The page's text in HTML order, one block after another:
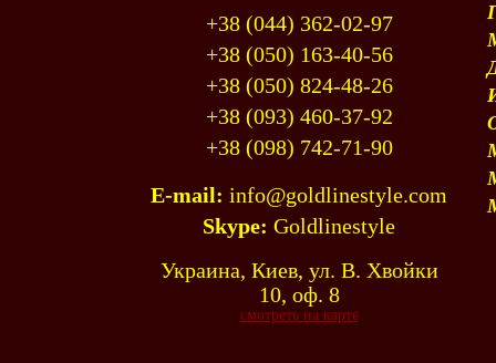
+38 (044) 362-02-97
+38 (050) 163-40-56
+38 (050) 824-48-26
+38 (093) 460-37-92
+38 (098) 742-71-90
E-mail: info@goldlinestyle.com
Skype: Goldlinestyle
Украина, Киев, ул. В. Хвойки
10, оф. 8
смотреть на карте